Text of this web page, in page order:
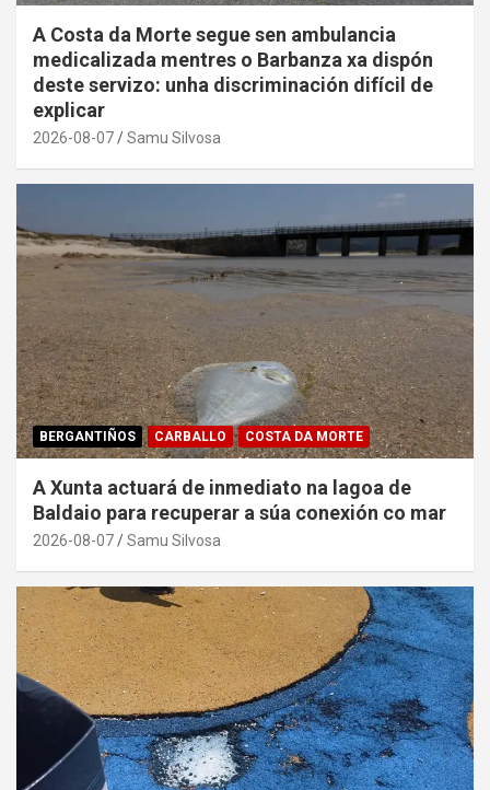
A Costa da Morte segue sen ambulancia
medicalizada mentres o Barbanza xa dispón
deste servizo: unha discriminación difícil de
explicar
2026-08-07 Samu Silvosa
BERGANTIÑOS CARBALLO COSTA DA MORTE
A Xunta actuará de inmediato na lagoa de
Baldaio para recuperar a súa conexión co mar
2026-08-07 Samu Silvosa